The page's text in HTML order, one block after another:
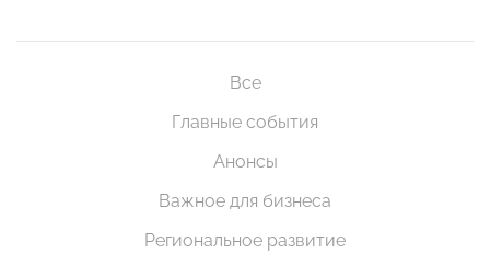
Все
Главные события
Анонсы
Важное для бизнеса
Региональное развитие